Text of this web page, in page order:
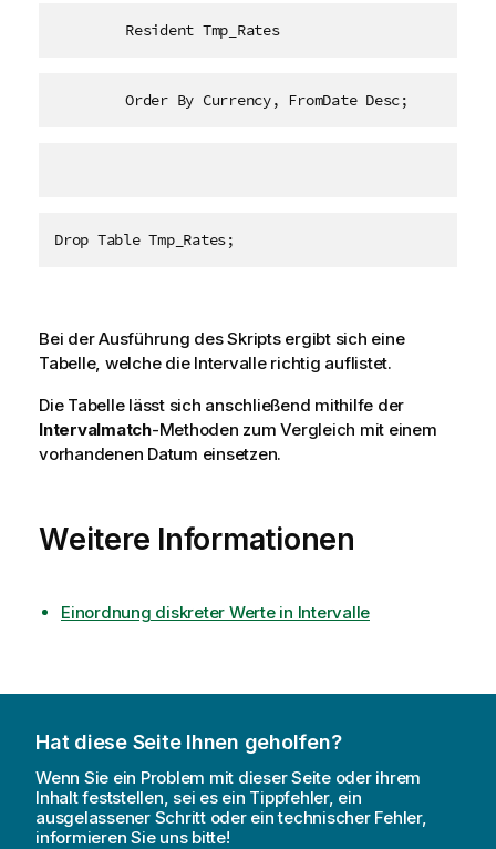
	Resident Tmp_Rates
	Order By Currency, FromDate Desc;
Drop Table Tmp_Rates;
Bei der Ausführung des Skripts ergibt sich eine
Tabelle, welche die Intervalle richtig auflistet.
Die Tabelle lässt sich anschließend mithilfe der
Intervalmatch-Methoden zum Vergleich mit einem
vorhandenen Datum einsetzen.
Weitere Informationen
Einordnung diskreter Werte in Intervalle
Hat diese Seite Ihnen geholfen?
Wenn Sie ein Problem mit dieser Seite oder ihrem
Inhalt feststellen, sei es ein Tippfehler, ein
ausgelassener Schritt oder ein technischer Fehler,
informieren Sie uns bitte!